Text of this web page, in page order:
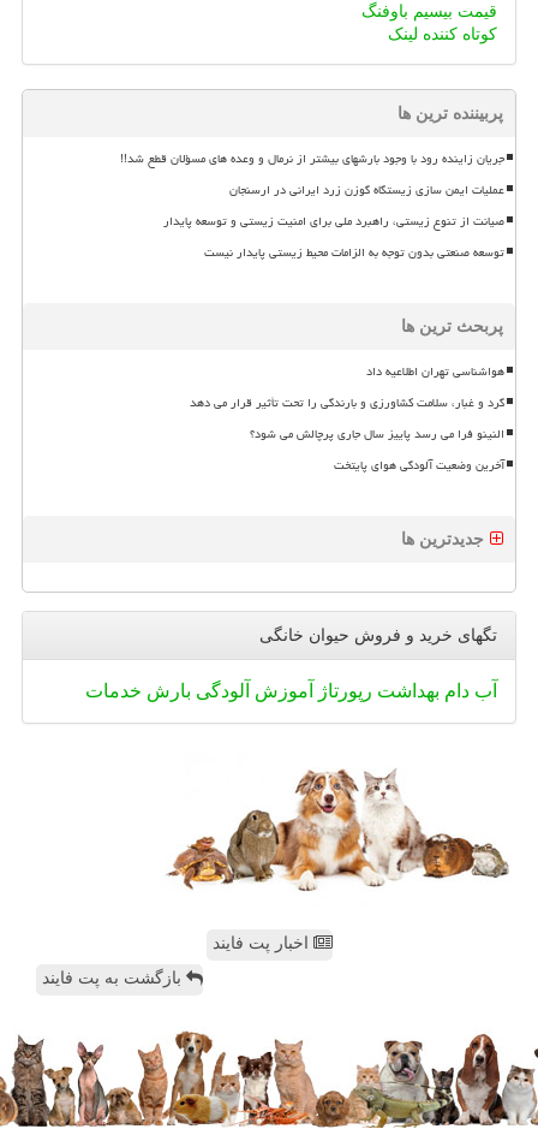
قیمت بیسیم باوفنگ
کوتاه کننده لینک
پربیننده ترین ها
جریان زاینده رود با وجود بارشهای بیشتر از نرمال و وعده های مسؤلان قطع شد!!
عملیات ایمن سازی زیستگاه گوزن زرد ایرانی در ارسنجان
صیانت از تنوع زیستی، راهبرد ملی برای امنیت زیستی و توسعه پایدار
توسعه صنعتی بدون توجه به الزامات محیط زیستی پایدار نیست
پربحث ترین ها
هواشناسی تهران اطلاعیه داد
گرد و غبار، سلامت کشاورزی و بارندگی را تحت تأثیر قرار می دهد
النینو فرا می رسد پاییز سال جاری پرچالش می شود؟
آخرین وضعیت آلودگی هوای پایتخت
جدیدترین ها
تگهای خرید و فروش حیوان خانگی
آب دام بهداشت رپورتاژ آموزش آلودگی بارش خدمات
اخبار پت فایند
بازگشت به پت فایند